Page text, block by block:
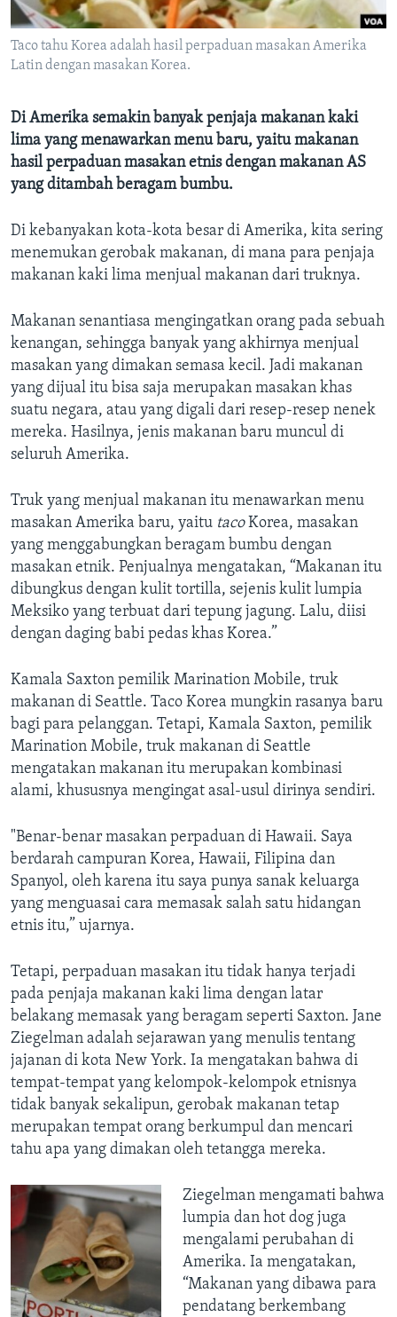
Taco tahu Korea adalah hasil perpaduan masakan Amerika
Latin dengan masakan Korea.
Di Amerika semakin banyak penjaja makanan kaki
lima yang menawarkan menu baru, yaitu makanan
hasil perpaduan masakan etnis dengan makanan AS
yang ditambah beragam bumbu.
Di kebanyakan kota-kota besar di Amerika, kita sering
menemukan gerobak makanan, di mana para penjaja
makanan kaki lima menjual makanan dari truknya.
Makanan senantiasa mengingatkan orang pada sebuah
kenangan, sehingga banyak yang akhirnya menjual
masakan yang dimakan semasa kecil. Jadi makanan
yang dijual itu bisa saja merupakan masakan khas
suatu negara, atau yang digali dari resep-resep nenek
mereka. Hasilnya, jenis makanan baru muncul di
seluruh Amerika.
Truk yang menjual makanan itu menawarkan menu
masakan Amerika baru, yaitu tacoKorea, masakan
yang menggabungkan beragam bumbu dengan
masakan etnik. Penjualnya mengatakan, “Makanan itu
dibungkus dengan kulit tortilla, sejenis kulit lumpia
Meksiko yang terbuat dari tepung jagung. Lalu, diisi
dengan daging babi pedas khas Korea.”
Kamala Saxton pemilik Marination Mobile, truk
makanan di Seattle. Taco Korea mungkin rasanya baru
bagi para pelanggan. Tetapi, Kamala Saxton, pemilik
Marination Mobile, truk makanan di Seattle
mengatakan makanan itu merupakan kombinasi
alami, khususnya mengingat asal-usul dirinya sendiri.
"Benar-benar masakan perpaduan di Hawaii. Saya
berdarah campuran Korea, Hawaii, Filipina dan
Spanyol, oleh karena itu saya punya sanak keluarga
yang menguasai cara memasak salah satu hidangan
etnis itu,” ujarnya.
Tetapi, perpaduan masakan itu tidak hanya terjadi
pada penjaja makanan kaki lima dengan latar
belakang memasak yang beragam seperti Saxton. Jane
Ziegelman adalah sejarawan yang menulis tentang
jajanan di kota New York. Ia mengatakan bahwa di
tempat-tempat yang kelompok-kelompok etnisnya
tidak banyak sekalipun, gerobak makanan tetap
merupakan tempat orang berkumpul dan mencari
tahu apa yang dimakan oleh tetangga mereka.
Ziegelman mengamati bahwa
lumpia dan hot dog juga
mengalami perubahan di
Amerika. Ia mengatakan,
“Makanan yang dibawa para
pendatang berkembang